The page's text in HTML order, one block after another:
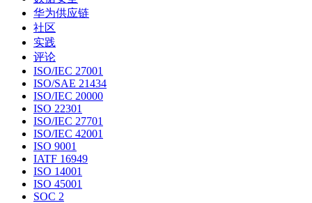
华为供应链
社区
实践
评论
ISO/IEC 27001
ISO/SAE 21434
ISO/IEC 20000
ISO 22301
ISO/IEC 27701
ISO/IEC 42001
ISO 9001
IATF 16949
ISO 14001
ISO 45001
SOC 2